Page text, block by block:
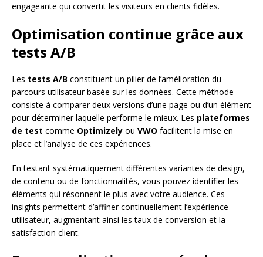
engageante qui convertit les visiteurs en clients fidèles.
Optimisation continue grâce aux
tests A/B
Les tests A/B constituent un pilier de l’amélioration du
parcours utilisateur basée sur les données. Cette méthode
consiste à comparer deux versions d’une page ou d’un élément
pour déterminer laquelle performe le mieux. Les plateformes
de test comme Optimizely ou VWO facilitent la mise en
place et l’analyse de ces expériences.
En testant systématiquement différentes variantes de design,
de contenu ou de fonctionnalités, vous pouvez identifier les
éléments qui résonnent le plus avec votre audience. Ces
insights permettent d’affiner continuellement l’expérience
utilisateur, augmentant ainsi les taux de conversion et la
satisfaction client.